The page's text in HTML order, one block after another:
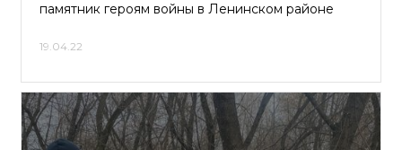
памятник героям войны в Ленинском районе
19.04.22